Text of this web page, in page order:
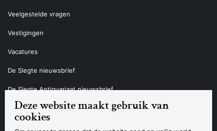
Deze website maakt gebruik van
cookies
Veelgestelde vragen
Vestigingen
Vacatures
De Slegte nieuwsbrief
De Slegte Antiquariaat nieuwsbrief
Contact